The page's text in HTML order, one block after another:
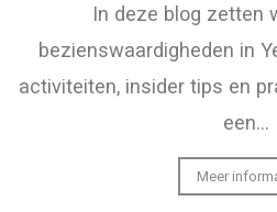
In deze blog zetten
bezienswaardigheden in
activiteiten, insider tips en
een…
Meer